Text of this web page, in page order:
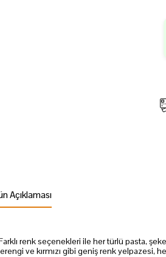
Açıklaması
renk seçenekleri ile her türlü pasta,
ve kırmızı gibi geniş renk yelpazesi,